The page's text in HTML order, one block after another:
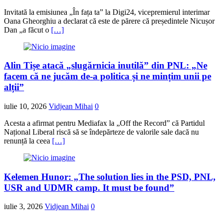
Invitată la emisiunea „În fața ta” la Digi24, vicepremierul interimar
Oana Gheorghiu a declarat că este de părere că președintele Nicușor
Dan „a făcut o […]
Alin Tișe atacă „slugărnicia inutilă” din PNL: „Ne
facem că ne jucăm de-a politica și ne mințim unii pe
alții”
iulie 10, 2026 Vidjean Mihai 0
Acesta a afirmat pentru Mediafax la „Off the Record” că Partidul
Național Liberal riscă să se îndepărteze de valorile sale dacă nu
renunță la ceea […]
Kelemen Hunor: „The solution lies in the PSD, PNL,
USR and UDMR camp. It must be found”
iulie 3, 2026 Vidjean Mihai 0